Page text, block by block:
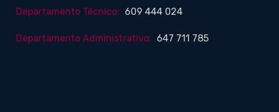
Departamento Técnico: 609 444 024
Departamento Administrativo: 647 711 785